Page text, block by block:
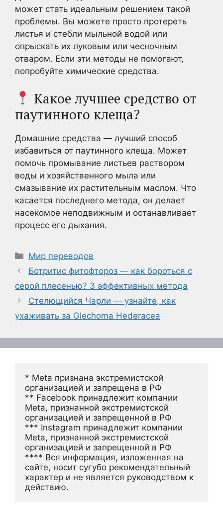
может стать идеальным решением такой
проблемы. Вы можете просто протереть
листья и стебли мыльной водой или
опрыскать их луковым или чесночным
отваром. Если эти методы не помогают,
попробуйте химические средства.
Какое лучшее средство от
паутинного клеща?
Домашние средства — лучший способ
избавиться от паутинного клеща. Может
помочь промывание листьев раствором
воды и хозяйственного мыла или
смазывание их растительным маслом. Что
касается последнего метода, он делает
насекомое неподвижным и останавливает
процесс его дыхания.
Рубрики
Мир переводов
Ботритис фитофтороз — как бороться с
серой плесенью? 3 эффективных метода
Стелющийся Чарли — узнайте, как
ухаживать за Glechoma Hederacea
* Meta признана экстремистской
организацией и запрещена в РФ
** Facebook принадлежит компании
Meta, признанной экстремистской
организацией и запрещенной в РФ
*** Instagram принадлежит компании
Meta, признанной экстремистской
организацией и запрещенной в РФ
**** Вся информация, изложенная на
сайте, носит сугубо рекомендательный
характер и не является руководством к
действию.